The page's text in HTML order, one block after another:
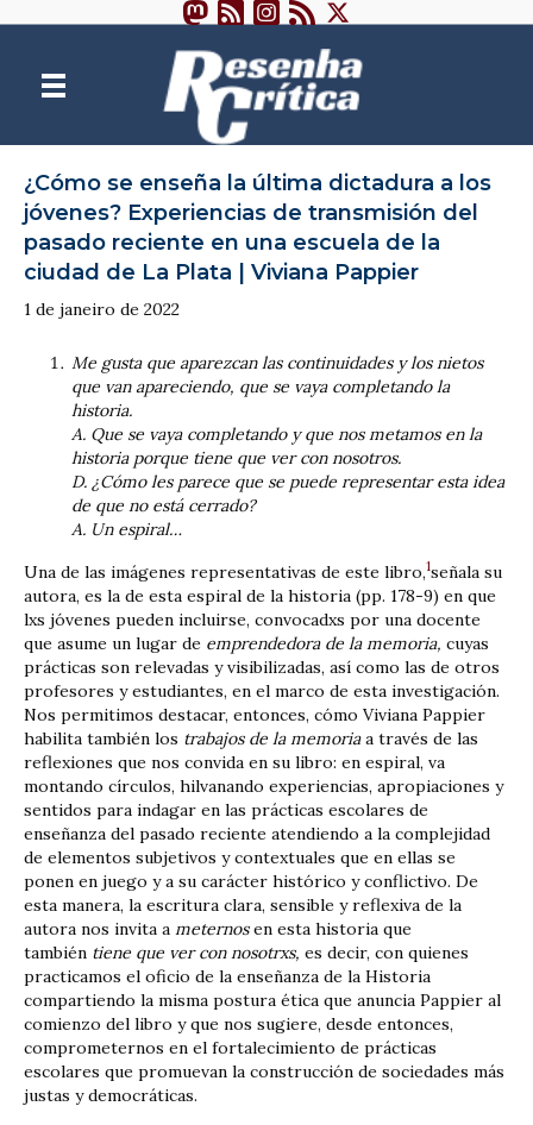
¿Cómo se enseña la última dictadura a los
jóvenes? Experiencias de transmisión del
pasado reciente en una escuela de la
ciudad de La Plata | Viviana Pappier
1 de janeiro de 2022
Me gusta que aparezcan las continuidades y los nietos
que van apareciendo, que se vaya completando la
historia.
A. Que se vaya completando y que nos metamos en la
historia porque tiene que ver con nosotros.
D. ¿Cómo les parece que se puede representar esta idea
de que no está cerrado?
A. Un espiral…
Una de las imágenes representativas de este libro,1señala su
autora, es la de esta espiral de la historia (pp. 178-9) en que
lxs jóvenes pueden incluirse, convocadxs por una docente
que asume un lugar de emprendedora de la memoria, cuyas
prácticas son relevadas y visibilizadas, así como las de otros
profesores y estudiantes, en el marco de esta investigación.
Nos permitimos destacar, entonces, cómo Viviana Pappier
habilita también los trabajos de la memoriaa través de las
reflexiones que nos convida en su libro: en espiral, va
montando círculos, hilvanando experiencias, apropiaciones y
sentidos para indagar en las prácticas escolares de
enseñanza del pasado reciente atendiendo a la complejidad
de elementos subjetivos y contextuales que en ellas se
ponen en juego y a su carácter histórico y conflictivo. De
esta manera, la escritura clara, sensible y reflexiva de la
autora nos invita a meternosen esta historia que
también tiene que ver con nosotrxs, es decir, con quienes
practicamos el oficio de la enseñanza de la Historia
compartiendo la misma postura ética que anuncia Pappier al
comienzo del libro y que nos sugiere, desde entonces,
comprometernos en el fortalecimiento de prácticas
escolares que promuevan la construcción de sociedades más
justas y democráticas.